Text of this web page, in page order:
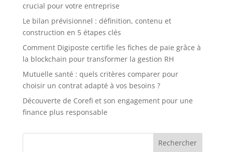
crucial pour votre entreprise
Le bilan prévisionnel : définition, contenu et
construction en 5 étapes clés
Comment Digiposte certifie les fiches de paie grâce à
la blockchain pour transformer la gestion RH
Mutuelle santé : quels critères comparer pour
choisir un contrat adapté à vos besoins ?
Découverte de Corefi et son engagement pour une
finance plus responsable